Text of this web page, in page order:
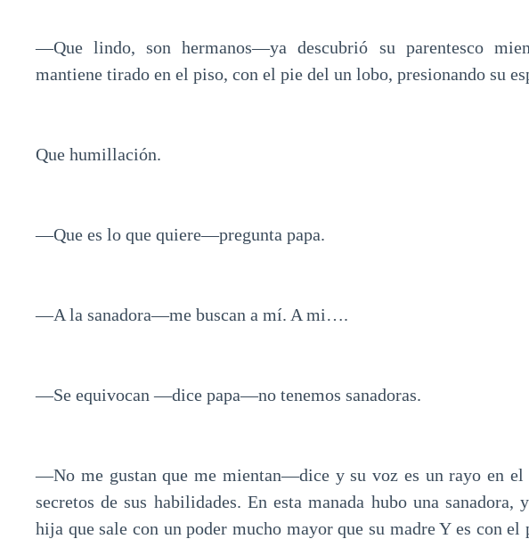
—Que lindo, son hermanos—ya descubrió su parentesco
mantiene tirado en el piso, con el pie del un lobo, presionando su
Que humillación.
—Que es lo que quiere—pregunta papa.
—A la sanadora—me buscan a mí. A mi….
—Se equivocan —dice papa—no tenemos sanadoras.
—No me gustan que me mientan—dice y su voz es un rayo en
secretos de sus habilidades. En esta manada hubo una sanadora,
hija que sale con un poder mucho mayor que su madre Y es con